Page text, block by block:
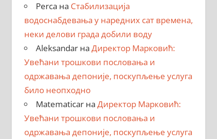
Perca на Стабилизација
водоснабдевања у наредних сат времена,
неки делови града добили воду
Aleksandarна Директор Марковић:
Увећани трошкови пословања и
одржавања депоније, поскупљење услуга
било неопходно
Matematicarна Директор Марковић:
Увећани трошкови пословања и
одржавања депоније, поскупљење услуга